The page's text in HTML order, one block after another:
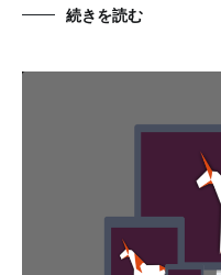
続きを読む